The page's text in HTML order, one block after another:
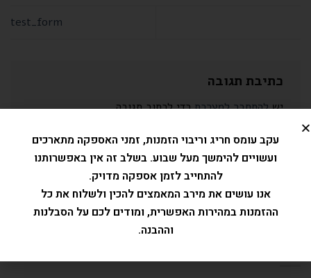
test_form
כתיבת תגובה
ישלהתחבר למערכתכדי לכתוב תגובה.
ABOUT
Lorem ipsum dolor sit amet, consectetuer adipiscing
elit, sed diam nonummy nibh euismod tincidunt.
עקב עומס חריג וריבוי הזמנות, זמני האספקה מתארכים
ועשויים להימשך מעל שבוע. בשלב זה אין באפשרותנו
להתחייב לזמן אספקה מדויק.
אנו עושים את מירב המאמצים להכין ולשלוח את כל
ההזמנות במהירות האפשרית, ומודים לכם על הסבלנות
וההבנה.